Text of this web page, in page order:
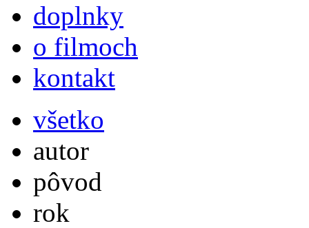
doplnky
o filmoch
kontakt
všetko
autor
pôvod
rok